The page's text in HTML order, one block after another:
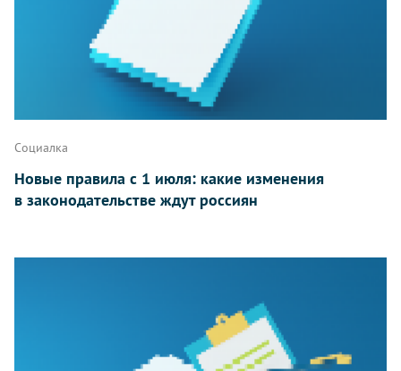
Социалка
Новые правила с 1 июля: какие изменения
в законодательстве ждут россиян